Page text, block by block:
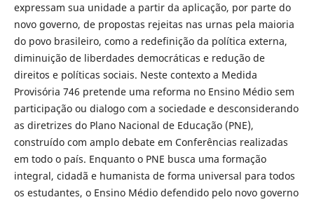
expressam sua unidade a partir da aplicação, por parte do
novo governo, de propostas rejeitas nas urnas pela maioria
do povo brasileiro, como a redefinição da política externa,
diminuição de liberdades democráticas e redução de
direitos e políticas sociais. Neste contexto a Medida
Provisória 746 pretende uma reforma no Ensino Médio sem
participação ou dialogo com a sociedade e desconsiderando
as diretrizes do Plano Nacional de Educação (PNE),
construído com amplo debate em Conferências realizadas
em todo o país. Enquanto o PNE busca uma formação
integral, cidadã e humanista de forma universal para todos
os estudantes, o Ensino Médio defendido pelo novo governo